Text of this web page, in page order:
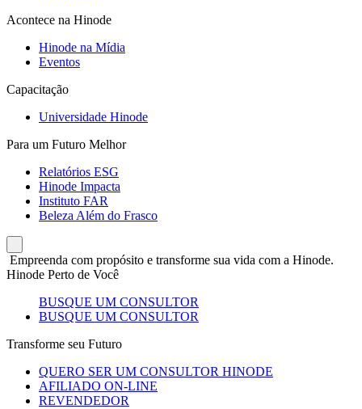
Acontece na Hinode
Hinode na Mídia
Eventos
Capacitação
Universidade Hinode
Para um Futuro Melhor
Relatórios ESG
Hinode Impacta
Instituto FAR
Beleza Além do Frasco
Empreenda com propósito e transforme sua vida com a Hinode.
Hinode Perto de Você
BUSQUE UM CONSULTOR
BUSQUE UM CONSULTOR
Transforme seu Futuro
QUERO SER UM CONSULTOR HINODE
AFILIADO ON-LINE
REVENDEDOR